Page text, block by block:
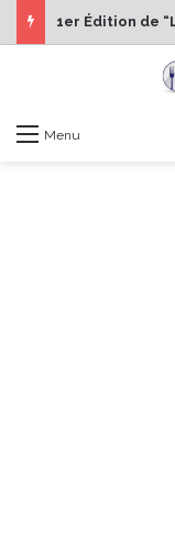
Menu